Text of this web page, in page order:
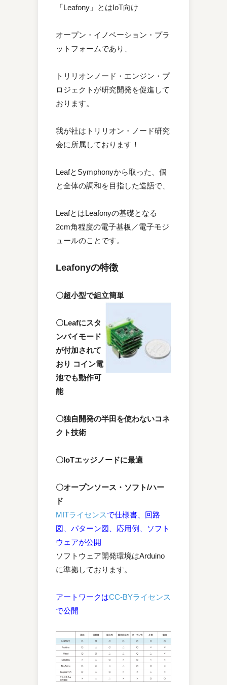
「Leafony」とはIoT向け
オープン・イノベーション・プラ
ットフォームであり、
トリリオンノード・エンジン・プ
ロジェクトが研究開発を促進して
おります。
我が社はトリリオン・ノード研究
会に所属しております！
LeafとSymphonyから取った、個
と全体の調和を目指した造語で、
LeafとはLeafonyの基礎となる
2cm角程度の電子基板／電子モジ
ュールのことです。
Leafonyの特徴
〇超小型で組立簡単
〇Leafにスタ
ンバイモード
が付加されて
おり コイン電
池でも動作可
能
〇独自開発の半田を使わないコネ
クト技術
〇IoTエッジノードに最適
〇オープンソース・ソフト/ハー
ド
MITライセンスで仕様書、回路
図、パターン図、応用例、ソフト
ウェアが公開
ソフトウェア開発環境はArduino
に準拠しております。
アートワークはCC-BYライセンス
で公開